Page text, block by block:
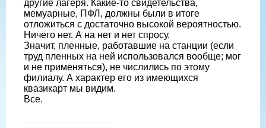
другие лагеря. Какие-то свидетельства,
мемуарные, ПФЛ, должны были в итоге
отложиться с достаточно высокой вероятностью.
Ничего нет. А на нет и нет спросу.
Значит, пленные, работавшие на станции (если
труд пленных на ней использовался вообще; мог
и не применяться), не числились по этому
филиалу. А характер его из имеющихся
квазикарт мы видим.
Все.